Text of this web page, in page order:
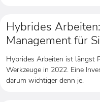
Hybrides
Management für
Hybrides Arbeiten ist längst
Werkzeuge in 2022. Eine
darum wichtiger denn je.